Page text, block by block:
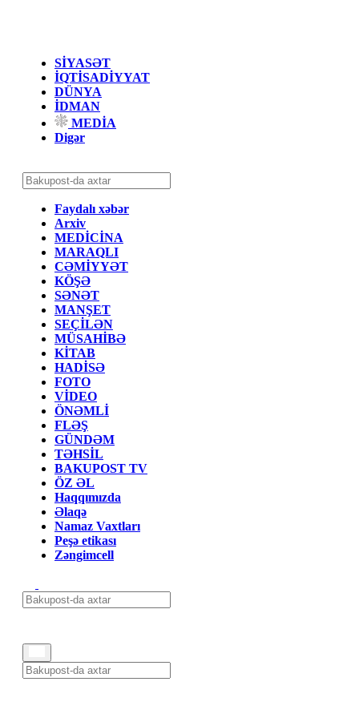
SİYASƏT
İQTİSADİYYAT
DÜNYA
İDMAN
MEDİA
Digər
Faydalı xəbər
Arxiv
MEDİCİNA
MARAQLI
CƏMİYYƏT
KÖŞƏ
SƏNƏT
MANŞET
SEÇİLƏN
MÜSAHİBƏ
KİTAB
HADİSƏ
FOTO
VİDEO
ÖNƏMLİ
FLƏŞ
GÜNDƏM
TƏHSİL
BAKUPOST TV
ÖZ ƏL
Haqqımızda
Əlaqə
Namaz Vaxtları
Peşə etikası
Zəngimcell